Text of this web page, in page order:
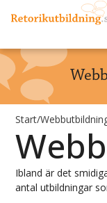
Start/
Ibland är det
antal utbildningar